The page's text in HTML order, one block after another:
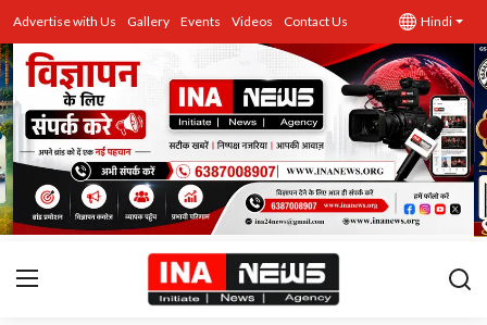
Advertise with Us Gallery Events Videos Contact Us Hindi
उत्तर प्रदेश
Advertise with Us
Events
राज्य